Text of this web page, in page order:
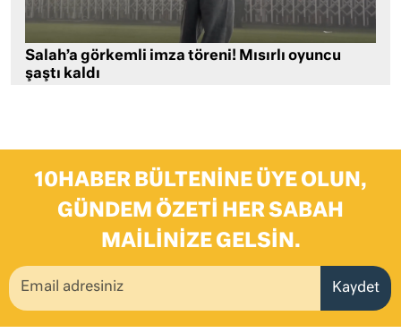
Salah’a görkemli imza töreni! Mısırlı oyuncu
şaştı kaldı
10HABER BÜLTENINE ÜYE OLUN,
GÜNDEM ÖZETI HER SABAH
MAILINIZE GELSIN.
Kaydet